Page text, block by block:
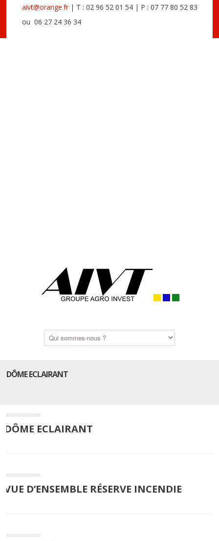
aivt@orange.fr| T : 02 96 52 01 54 | P : 07 77 80 52 83
ou 06 27 24 36 34
DÔME ECLAIRANT
DÔME ECLAIRANT
VUE D’ENSEMBLE RÉSERVE INCENDIE